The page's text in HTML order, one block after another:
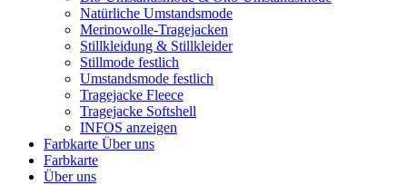
Natürliche Umstandsmode
Merinowolle-Tragejacken
Stillkleidung & Stillkleider
Stillmode festlich
Umstandsmode festlich
Tragejacke Fleece
Tragejacke Softshell
INFOS anzeigen
Farbkarte Über uns
Farbkarte
Über uns